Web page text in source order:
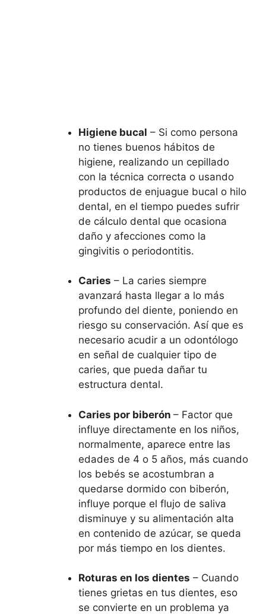
Higiene bucal – Si como persona
no tienes buenos hábitos de
higiene, realizando un cepillado
con la técnica correcta o usando
productos de enjuague bucal o hilo
dental, en el tiempo puedes sufrir
de cálculo dental que ocasiona
daño y afecciones como la
gingivitis o periodontitis.
Caries – La caries siempre
avanzará hasta llegar a lo más
profundo del diente, poniendo en
riesgo su conservación. Así que es
necesario acudir a un odontólogo
en señal de cualquier tipo de
caries, que pueda dañar tu
estructura dental.
Caries por biberón – Factor que
influye directamente en los niños,
normalmente, aparece entre las
edades de 4 o 5 años, más cuando
los bebés se acostumbran a
quedarse dormido con biberón,
influye porque el flujo de saliva
disminuye y su alimentación alta
en contenido de azúcar, se queda
por más tiempo en los dientes.
Roturas en los dientes – Cuando
tienes grietas en tus dientes, eso
se convierte en un problema ya